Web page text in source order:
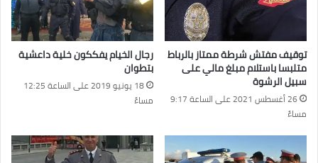
توقيف مفتش شرطة ممتاز بالرباط
متلبسا باستلام مبلغ مالي على
سبيل الرشوة
26 أغسطس 2021 على الساعة 9:17
مساءً
رجال الخيام يفككون خلية داعشية
بتطوان
18 يونيو 2019 على الساعة 12:25
مساءً